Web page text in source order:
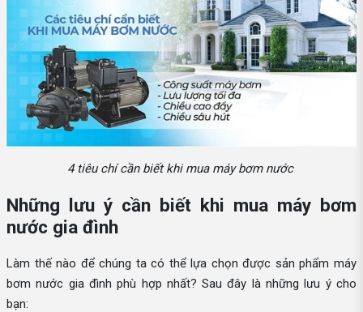
4 tiêu chí cần biết khi mua máy bơm nước
Những lưu ý cần biết khi mua máy bơm
nước gia đình
Làm thế nào để chúng ta có thể lựa chọn được sản phẩm máy
bơm nước gia đình phù hợp nhất? Sau đây là những lưu ý cho
bạn: